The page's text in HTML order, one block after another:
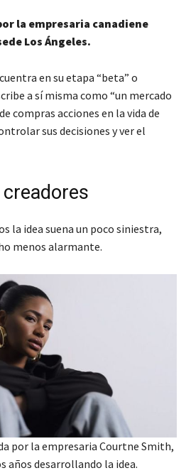
la empresaria canadiene
Los Ángeles.
en su etapa “beta” o
a sí misma como “un mercado
compras acciones en la vida de
sus decisiones y ver el
la idea suena un poco siniestra,
menos alarmante.
por la empresaria Courtne Smith,
años desarrollando la idea.